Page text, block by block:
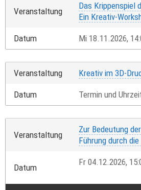
Veranstaltung
Das Krippenspiel
Ein Kreativ-
Datum Mi 18.11.2026,
Veranstaltung Kreativ im 3D-
Datum Termin und
Veranstaltung
Zur Bedeutung
Führung durch
Datum
Fr 04.12.2026,